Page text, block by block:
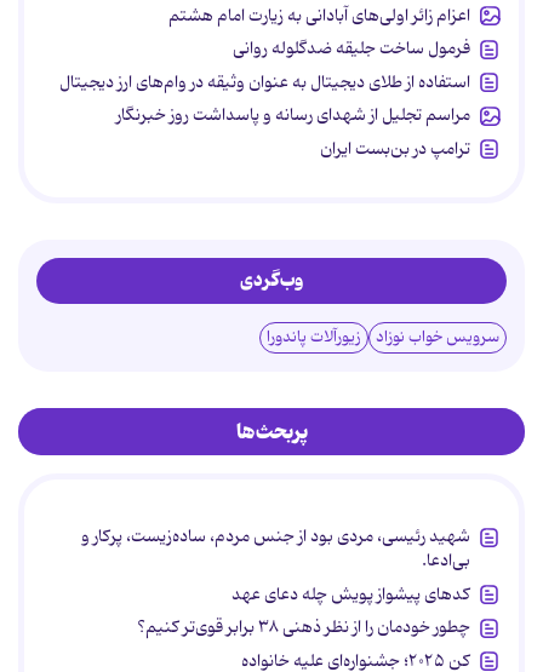
اعزام زائر اولی‌های آبادانی به زیارت امام هشتم
فرمول ساخت جلیقه ضدگلوله روانی
استفاده از طلای دیجیتال به عنوان وثیقه در وام‌های ارز دیجیتال
مراسم تجلیل از شهدای رسانه و پاسداشت روز خبرنگار
ترامپ در بن‌بست ایران
وب‌گردی
سرویس خواب نوزاد زیورآلات پاندورا
پربحث‌ها
شهید رئیسی، مردی بود از جنس مردم، ساده‌زیست، پرکار و
بی‌ادعا.
کدهای پیشواز پویش چله دعای عهد
چطور خودمان را از نظر ذهنی ۳۸ برابر قوی‌تر کنیم؟
کن ۲۰۲۵؛ جشنواره‌ای علیه خانواده